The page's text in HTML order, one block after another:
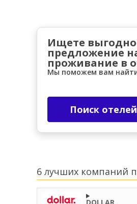
Ищете
предложение
проживание в
Мы поможем вам
Поиск отелей
6 лучших компаний
DOLLAR